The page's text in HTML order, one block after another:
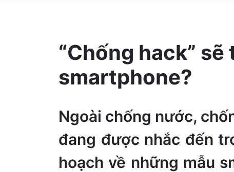
“Chống hack”
smartphone?
Ngoài chống nước,
đang được nhắc đến
hoạch về những mẫu